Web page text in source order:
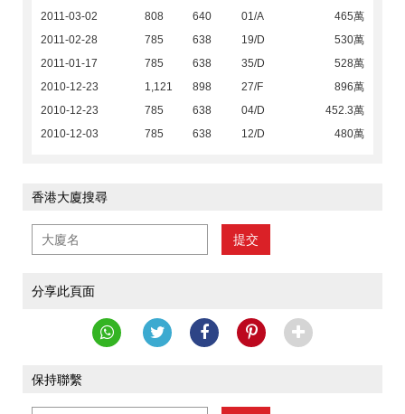
2011-03-02
808 640 01/A
465萬
2011-02-28
785 638 19/D
530萬
2011-01-17
785 638 35/D
528萬
2010-12-23
1,121 898 27/F
896萬
2010-12-23
785 638 04/D
452.3萬
2010-12-03
785 638 12/D 480萬
香港大廈搜尋
提交
分享此頁面
保持聯繫